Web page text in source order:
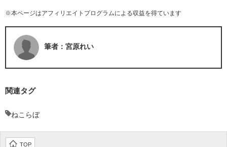
※本ページはアフィリエイトプログラムによる収益を得ています
筆者：宮原れい
関連タグ
ねこらぼ
TOP